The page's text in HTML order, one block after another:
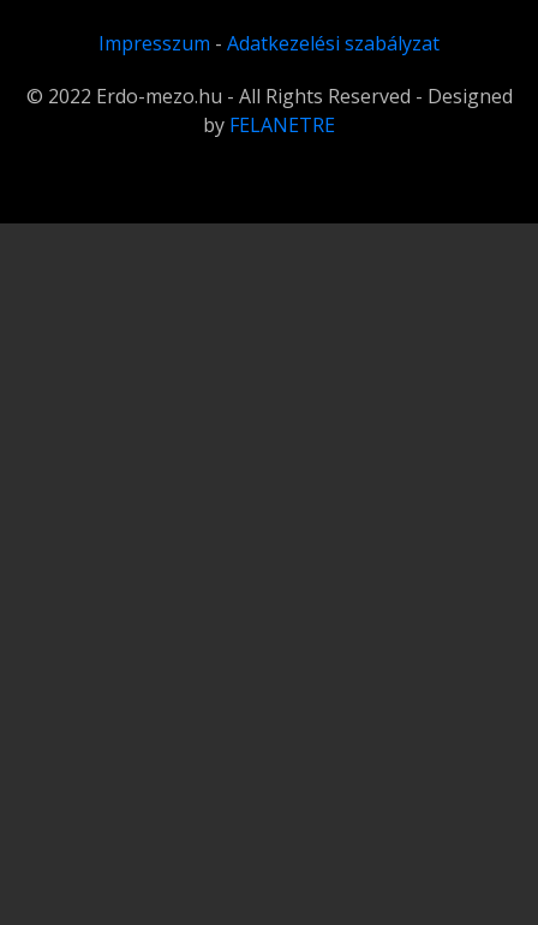
Impresszum - Adatkezelési szabályzat
© 2022 Erdo-mezo.hu - All Rights Reserved - Designed
by FELANETRE